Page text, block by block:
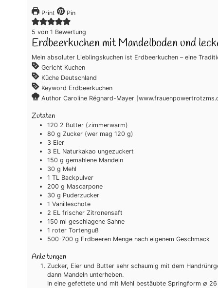
Print Pin
5 von 1 Bewertung
Erdbeerkuchen mit Mandelboden und
Mein absoluter Lieblingskuchen ist Erdbeerkuchen – eine
Gericht Kuchen
Küche Deutschland
Keyword Erdbeerkuchen
Author Caroline Régnard-Mayer
Zutaten
120 2 Butter (zimmerwarm)
80 g Zucker (wer mag 120 g)
3 Eier
3 EL Naturkakao ungezuckert
150 g gemahlene Mandeln
30 g Mehl
1 TL Backpulver
200 g Mascarpone
30 g Puderzucker
1 Vanilleschote
2 EL frischer Zitronensaft
150 ml geschlagene Sahne
1 roter Tortenguß
500-700 g Erdbeeren Menge nach eigenem Geschmack
Anleitungen
Zucker, Eier und Butter sehr schaumig mit dem
dann Mandeln unterheben.
In eine gefettete und mit Mehl bestäubte Springform ∅